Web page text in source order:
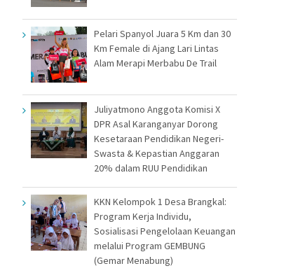
Pelari Spanyol Juara 5 Km dan 30
Km Female di Ajang Lari Lintas
Alam Merapi Merbabu De Trail
Juliyatmono Anggota Komisi X
DPR Asal Karanganyar Dorong
Kesetaraan Pendidikan Negeri-
Swasta & Kepastian Anggaran
20% dalam RUU Pendidikan
KKN Kelompok 1 Desa Brangkal:
Program Kerja Individu,
Sosialisasi Pengelolaan Keuangan
melalui Program GEMBUNG
(Gemar Menabung)